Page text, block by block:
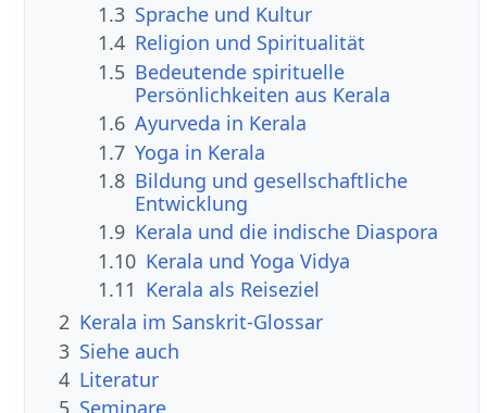
1.3 Sprache und Kultur
1.4 Religion und Spiritualität
1.5 Bedeutende spirituelle
Persönlichkeiten aus Kerala
1.6 Ayurveda in Kerala
1.7 Yoga in Kerala
1.8 Bildung und gesellschaftliche
Entwicklung
1.9 Kerala und die indische Diaspora
1.10 Kerala und Yoga Vidya
1.11 Kerala als Reiseziel
2 Kerala im Sanskrit-Glossar
3 Siehe auch
4 Literatur